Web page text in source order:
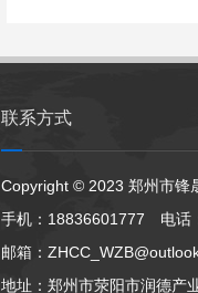
联系方式
Copyright © 2023 郑州市锋
手机：18836601777 电话
邮箱：
地址：郑州市荥阳市润德产